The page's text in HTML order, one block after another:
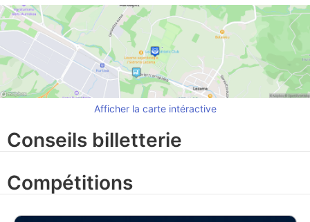
Afficher la carte intéractive
Conseils billetterie
Compétitions